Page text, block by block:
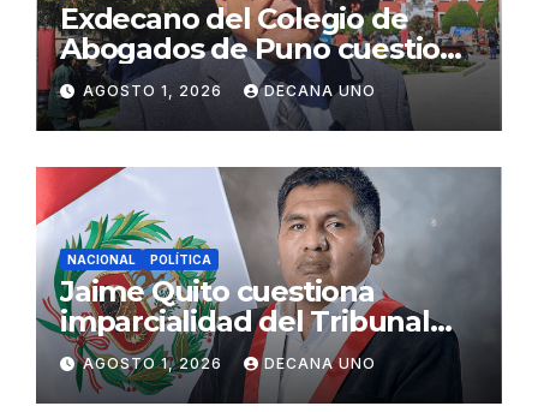
Exdecano del Colegio de
Abogados de Puno cuestiona
propuestas sobre seguridad
ciudadana
AGOSTO 1, 2026 DECANA UNO
NACIONAL POLÍTICA
Jaime Quito cuestiona
imparcialidad del Tribunal
Constitucional tras liberación
de Ollanta Humala
AGOSTO 1, 2026 DECANA UNO